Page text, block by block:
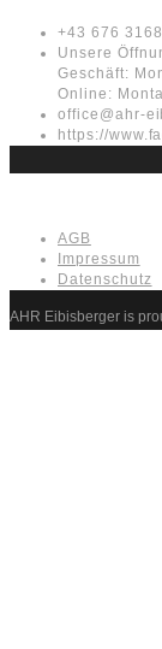
+43 676
Unsere
Geschäft:
Online:
office@ahr-
https://
AGB
Impressum
Datenschutz
AHR Eibisberger is